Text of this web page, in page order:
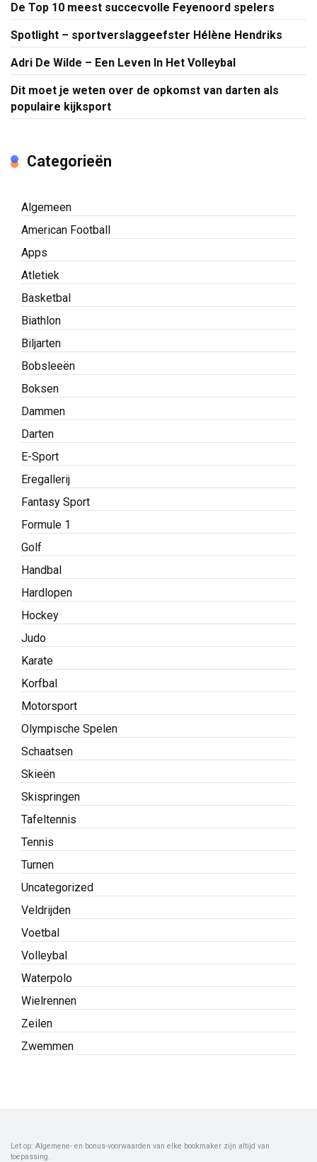
De Top 10 meest succecvolle Feyenoord spelers
Spotlight – sportverslaggeefster Hélène Hendriks
Adri De Wilde – Een Leven In Het Volleybal
Dit moet je weten over de opkomst van darten als
populaire kijksport
Categorieën
Algemeen
American Football
Apps
Atletiek
Basketbal
Biathlon
Biljarten
Bobsleeën
Boksen
Dammen
Darten
E-Sport
Eregallerij
Fantasy Sport
Formule 1
Golf
Handbal
Hardlopen
Hockey
Judo
Karate
Korfbal
Motorsport
Olympische Spelen
Schaatsen
Skieën
Skispringen
Tafeltennis
Tennis
Turnen
Uncategorized
Veldrijden
Voetbal
Volleybal
Waterpolo
Wielrennen
Zeilen
Zwemmen
Let op: Algemene- en bonus-voorwaarden van elke bookmaker zijn altijd van
toepassing.